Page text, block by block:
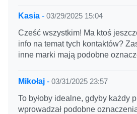
Kasia - 03/29/2025 15:04
Cześć wszystkim! Ma ktoś
info na temat tych kontaktów?
inne marki mają podobne
Mikołaj - 03/31/2025 23:57
To byłoby idealne, gdyby każdy
wprowadzał podobne